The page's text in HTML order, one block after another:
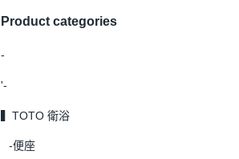
Product categories
-
'-
▍TOTO 衛浴
-便座